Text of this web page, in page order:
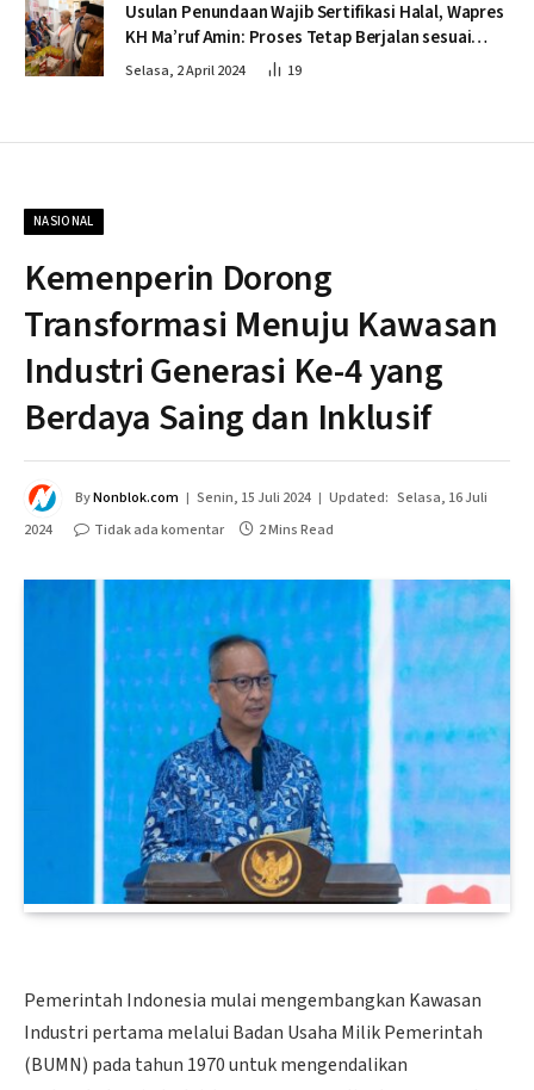
Usulan Penundaan Wajib Sertifikasi Halal, Wapres
KH Ma’ruf Amin: Proses Tetap Berjalan sesuai
Penahapan
Selasa, 2 April 2024 19
NASIONAL
Kemenperin Dorong
Transformasi Menuju Kawasan
Industri Generasi Ke-4 yang
Berdaya Saing dan Inklusif
ByNonblok.com Senin, 15 Juli 2024 Updated: Selasa, 16 Juli
2024
Tidak ada komentar 2 Mins Read
Pemerintah Indonesia mulai mengembangkan Kawasan
Industri pertama melalui Badan Usaha Milik Pemerintah
(BUMN) pada tahun 1970 untuk mengendalikan